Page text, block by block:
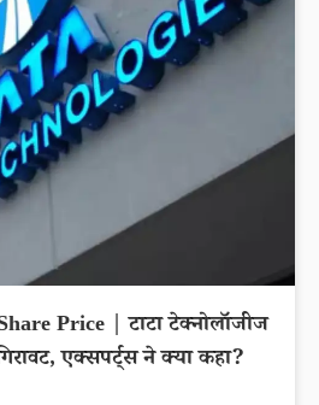
Price | टाटा टेक्नोलॉजीज
एक्सपर्ट्स ने क्या कहा?